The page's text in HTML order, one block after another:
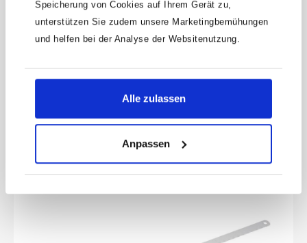
Speicherung von Cookies auf Ihrem Gerät zu,
unterstützen Sie zudem unsere Marketingbemühungen
und helfen bei der Analyse der Websitenutzung.
Alle zulassen
Anpassen
HAZET Universal Messer 2157
13,42 €